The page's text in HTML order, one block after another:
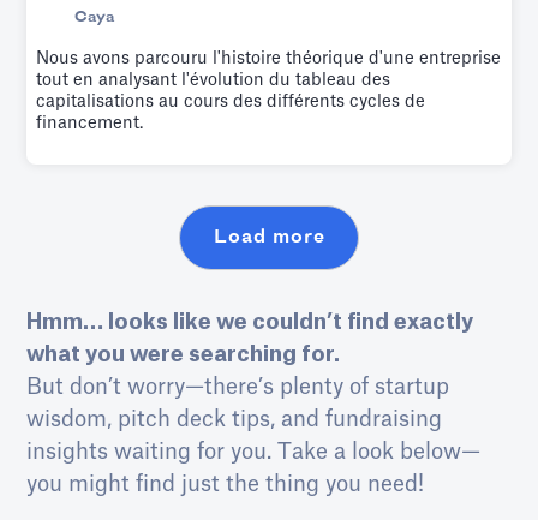
Caya
Nous avons parcouru l'histoire théorique d'une entreprise
tout en analysant l'évolution du tableau des
capitalisations au cours des différents cycles de
financement.
Load more
Hmm… looks like we couldn’t find exactly
what you were searching for.
But don’t worry—there’s plenty of startup
wisdom, pitch deck tips, and fundraising
insights waiting for you. Take a look below—
you might find just the thing you need!